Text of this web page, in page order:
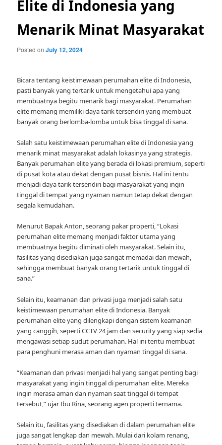
Elite di Indonesia yang
Menarik Minat Masyarakat
Posted onJuly 12, 2024
Bicara tentang keistimewaan perumahan elite di Indonesia,
pasti banyak yang tertarik untuk mengetahui apa yang
membuatnya begitu menarik bagi masyarakat. Perumahan
elite memang memiliki daya tarik tersendiri yang membuat
banyak orang berlomba-lomba untuk bisa tinggal di sana.
Salah satu keistimewaan perumahan elite di Indonesia yang
menarik minat masyarakat adalah lokasinya yang strategis.
Banyak perumahan elite yang berada di lokasi premium, seperti
di pusat kota atau dekat dengan pusat bisnis. Hal ini tentu
menjadi daya tarik tersendiri bagi masyarakat yang ingin
tinggal di tempat yang nyaman namun tetap dekat dengan
segala kemudahan.
Menurut Bapak Anton, seorang pakar properti, “Lokasi
perumahan elite memang menjadi faktor utama yang
membuatnya begitu diminati oleh masyarakat. Selain itu,
fasilitas yang disediakan juga sangat memadai dan mewah,
sehingga membuat banyak orang tertarik untuk tinggal di
sana.”
Selain itu, keamanan dan privasi juga menjadi salah satu
keistimewaan perumahan elite di Indonesia. Banyak
perumahan elite yang dilengkapi dengan sistem keamanan
yang canggih, seperti CCTV 24 jam dan security yang siap sedia
mengawasi setiap sudut perumahan. Hal ini tentu membuat
para penghuni merasa aman dan nyaman tinggal di sana.
“Keamanan dan privasi menjadi hal yang sangat penting bagi
masyarakat yang ingin tinggal di perumahan elite. Mereka
ingin merasa aman dan nyaman saat tinggal di tempat
tersebut,” ujar Ibu Rina, seorang agen properti ternama.
Selain itu, fasilitas yang disediakan di dalam perumahan elite
juga sangat lengkap dan mewah. Mulai dari kolam renang,